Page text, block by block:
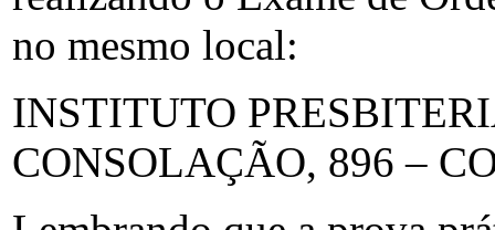
no mesmo local:
INSTITUTO
CONSOLAÇÃO, 896 –